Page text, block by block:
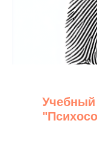
Учебный